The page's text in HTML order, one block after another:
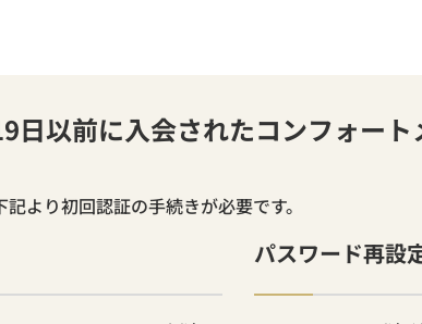
日以前に入会されたコンフォー
より初回認証の手続きが必要です。
パスワード再設